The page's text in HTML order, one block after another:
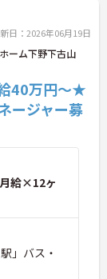
日：2026年06月19日
ーム下野下古山
40万円～★
ージャー募
給×12ヶ
」バス・